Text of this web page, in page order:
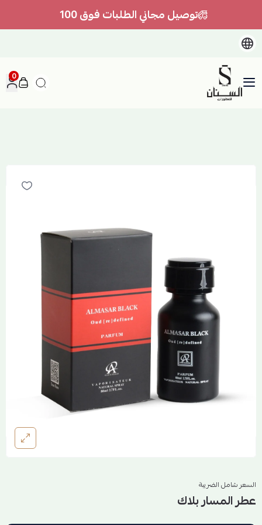
توصيل مجاني الطلبات فوق 100
السنان للعطور والعسل الطبيعي
0
السعر شامل الضريبة
عطر المسار بلاك